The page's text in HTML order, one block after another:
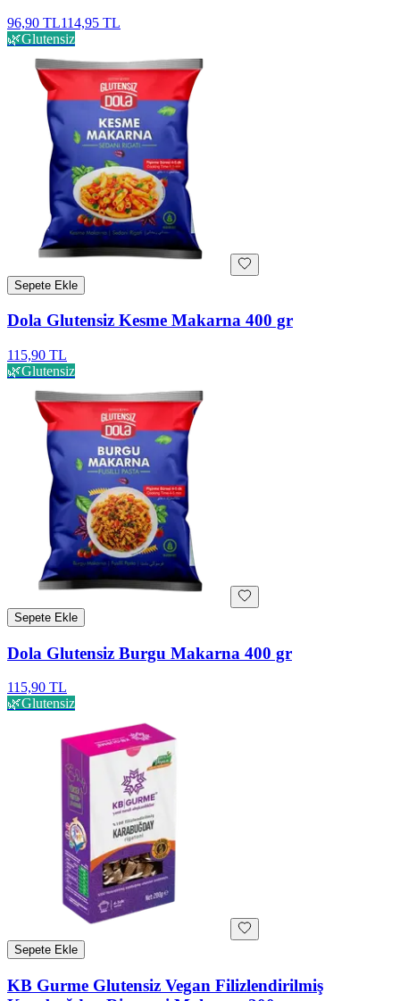
96,90 TL114,95 TL
🌿Glutensiz
Sepete Ekle
Dola Glutensiz Kesme Makarna 400 gr
115,90 TL
🌿Glutensiz
Sepete Ekle
Dola Glutensiz Burgu Makarna 400 gr
115,90 TL
🌿Glutensiz
Sepete Ekle
KB Gurme Glutensiz Vegan Filizlendirilmiş